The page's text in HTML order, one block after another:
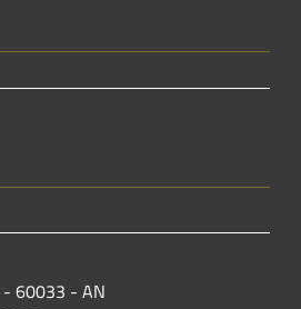
- 60033 - AN